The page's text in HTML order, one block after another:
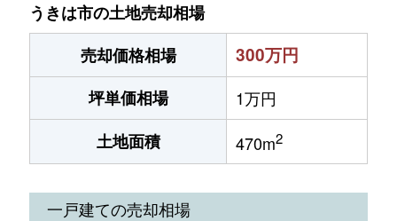
うきは市の土地売却相場
売却価格相場
300万円
坪単価相場
1万円
土地面積
470m2
一戸建ての売却相場